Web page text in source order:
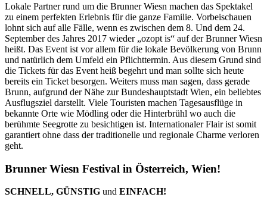
Lokale Partner rund um die Brunner Wiesn machen das Spektakel
zu einem perfekten Erlebnis für die ganze Familie. Vorbeischauen
lohnt sich auf alle Fälle, wenn es zwischen dem 8. Und dem 24.
September des Jahres 2017 wieder „ozopt is“ auf der Brunner Wiesn
heißt. Das Event ist vor allem für die lokale Bevölkerung von Brunn
und natürlich dem Umfeld ein Pflichttermin. Aus diesem Grund sind
die Tickets für das Event heiß begehrt und man sollte sich heute
bereits ein Ticket besorgen. Weiters muss man sagen, dass gerade
Brunn, aufgrund der Nähe zur Bundeshauptstadt Wien, ein beliebtes
Ausflugsziel darstellt. Viele Touristen machen Tagesausflüge in
bekannte Orte wie Mödling oder die Hinterbrühl wo auch die
berühmte Seegrotte zu besichtigen ist. Internationaler Flair ist somit
garantiert ohne dass der traditionelle und regionale Charme verloren
geht.
Brunner Wiesn Festival in Österreich, Wien!
SCHNELL, GÜNSTIG und EINFACH!